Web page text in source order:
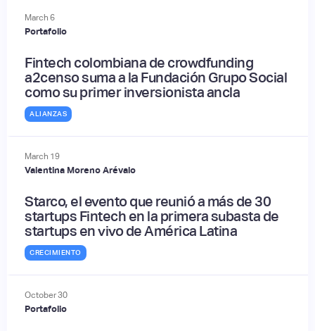
March 6
Portafolio
Fintech colombiana de crowdfunding
a2censo suma a la Fundación Grupo Social
como su primer inversionista ancla
ALIANZAS
March 19
Valentina Moreno Arévalo
Starco, el evento que reunió a más de 30
startups Fintech en la primera subasta de
startups en vivo de América Latina
CRECIMIENTO
October30
Portafolio